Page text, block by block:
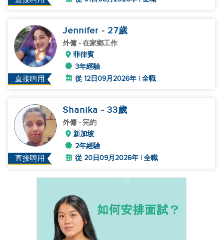
直接聘用
Jennifer - 27歲
外傭 - 在家鄉工作
菲律賓
3年經驗
從 12日09月2026年 | 全職
直接聘用
Shanika - 33歲
外傭 - 完約
新加坡
2年經驗
從 20日09月2026年 | 全職